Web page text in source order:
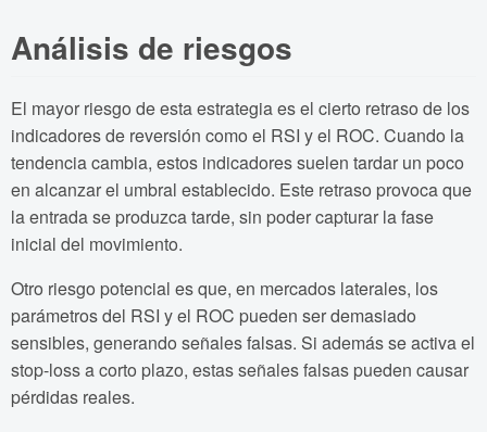
Análisis de riesgos
El mayor riesgo de esta estrategia es el cierto retraso de los
indicadores de reversión como el RSI y el ROC. Cuando la
tendencia cambia, estos indicadores suelen tardar un poco
en alcanzar el umbral establecido. Este retraso provoca que
la entrada se produzca tarde, sin poder capturar la fase
inicial del movimiento.
Otro riesgo potencial es que, en mercados laterales, los
parámetros del RSI y el ROC pueden ser demasiado
sensibles, generando señales falsas. Si además se activa el
stop-loss a corto plazo, estas señales falsas pueden causar
pérdidas reales.